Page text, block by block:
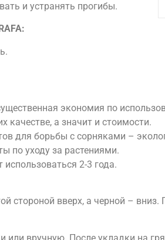
и устранять прогибы.
экономия по
качестве, а значит и стоимости.
для борьбы с сорняками –
по уходу за растениями.
2-3 года.
вверх, а черной – вниз.
вручную. После укладки на